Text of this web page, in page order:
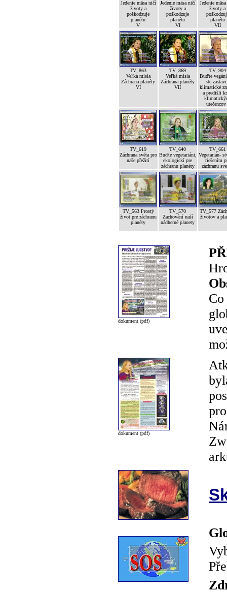
Jedenie mäsa ničí
životy a
poškodzuje
planétu
V
Jedenie mäsa ničí
životy a
poškodzuje
planétu
VI
Jedenie
životy a
planétu
VII
TV_863
Veľká misia
Záchrana planéty
VI
TV_869
Veľká misia
Záchrana planéty
VII
TV_904
Buďte
ste
klimatické
a predišli
TV_619
Záchrana světa pro
naše přežití
TV_640
Buďte vegetariáni,
ekologickí pre
záchranu planéty
TV_661
Vegetarián-
riešením
záchranu
TV_563 Prostý
život pre záchranu
planéty
TV_570
Zachování naší
nádherné planety
TV_577
životov a
dokument (pdf)
dokument (pdf)